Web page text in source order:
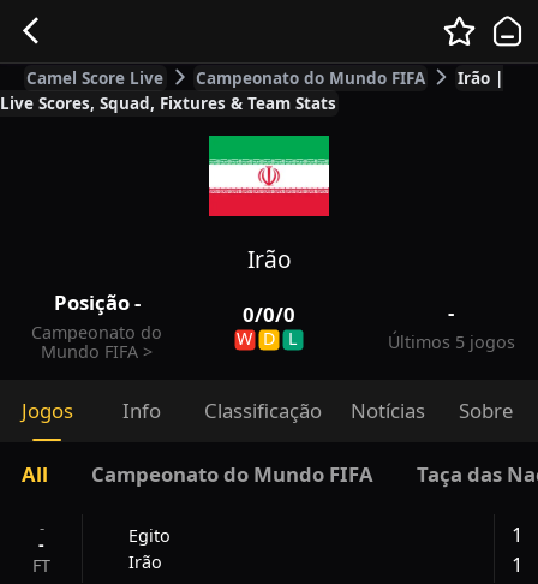
Camel Score Live Campeonato do Mundo FIFA
Irão |
Live Scores, Squad, Fixtures & Team Stats
Irão
Posição-
Campeonato do
Mundo FIFA >
0/0/0
W D L
-
Últimos 5 jogos
Jogos Info Classificação Notícias Sobre
All Campeonato do Mundo FIFA Taça das
-
-
FT
Egito
Irão
1
1